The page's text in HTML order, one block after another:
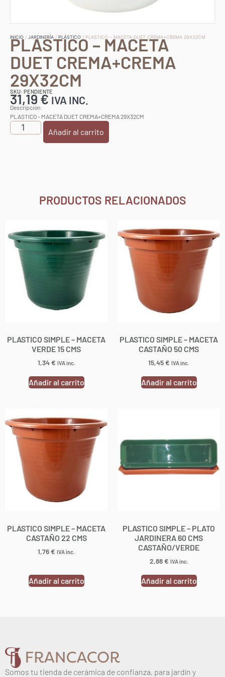
INICIO / JARDINERÍA / PLÁSTICO / PLASTICO – MACETA DUET CREMA+CREMA 29X32CM
PLASTICO – MACETA
DUET CREMA+CREMA
29X32CM
SKU: PENDIENTE
31,19€ IVA INC.
Descripción:
PLASTICO – MACETA DUET CREMA+CREMA 29X32CM
Añadir al carrito
PRODUCTOS RELACIONADOS
PLASTICO SIMPLE – MACETA
VERDE 15 CMS
1,34€ IVA inc.
Añadir al carrito
PLASTICO SIMPLE – MACETA
CASTAÑO 50 CMS
15,45€ IVA inc.
Añadir al carrito
PLASTICO SIMPLE – MACETA
CASTAÑO 22 CMS
1,76€ IVA inc.
Añadir al carrito
PLASTICO SIMPLE – PLATO
JARDINERA 60 CMS
CASTAÑO/VERDE
2,88€ IVA inc.
Añadir al carrito
Somos tu tienda de cerámica de confianza, para jardín y